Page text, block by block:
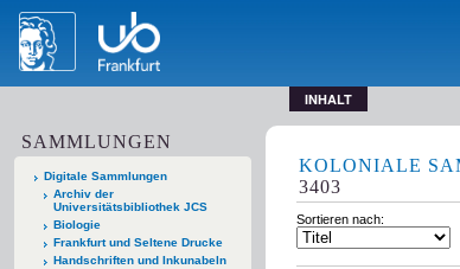
INHALT
SAMMLUNGEN
Digitale Sammlungen
Archiv der
Universitätsbibliothek JCS
Biologie
Frankfurt und Seltene Drucke
Handschriften und Inkunabeln
KOLONIALE
3403
Sortieren nach: